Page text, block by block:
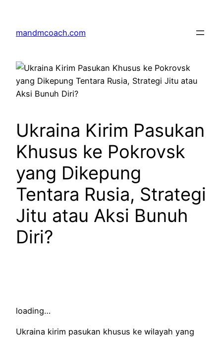
content
mandmcoach.com
Ukraina Kirim Pasukan
Khusus ke Pokrovsk
yang Dikepung
Tentara Rusia, Strategi
Jitu atau Aksi Bunuh
Diri?
loading…
Ukraina kirim pasukan khusus ke wilayah yang